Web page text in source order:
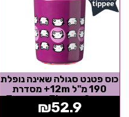
כוס פטנט סגולה שאינה נופלת
190 מ"ל 12m+ מסדרת
Tommee Tippee Super
Cup - הדפס...
₪52.9